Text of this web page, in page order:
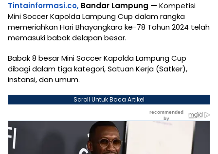
Tintainformasi.co, Bandar Lampung — Kompetisi
Mini Soccer Kapolda Lampung Cup dalam rangka
memeriahkan Hari Bhayangkara ke-78 Tahun 2024 telah
memasuki babak delapan besar.
Babak 8 besar Mini Soccer Kapolda Lampung Cup
dibagi dalam tiga kategori, Satuan Kerja (Satker),
instansi, dan umum.
Scroll Untuk Baca Artikel